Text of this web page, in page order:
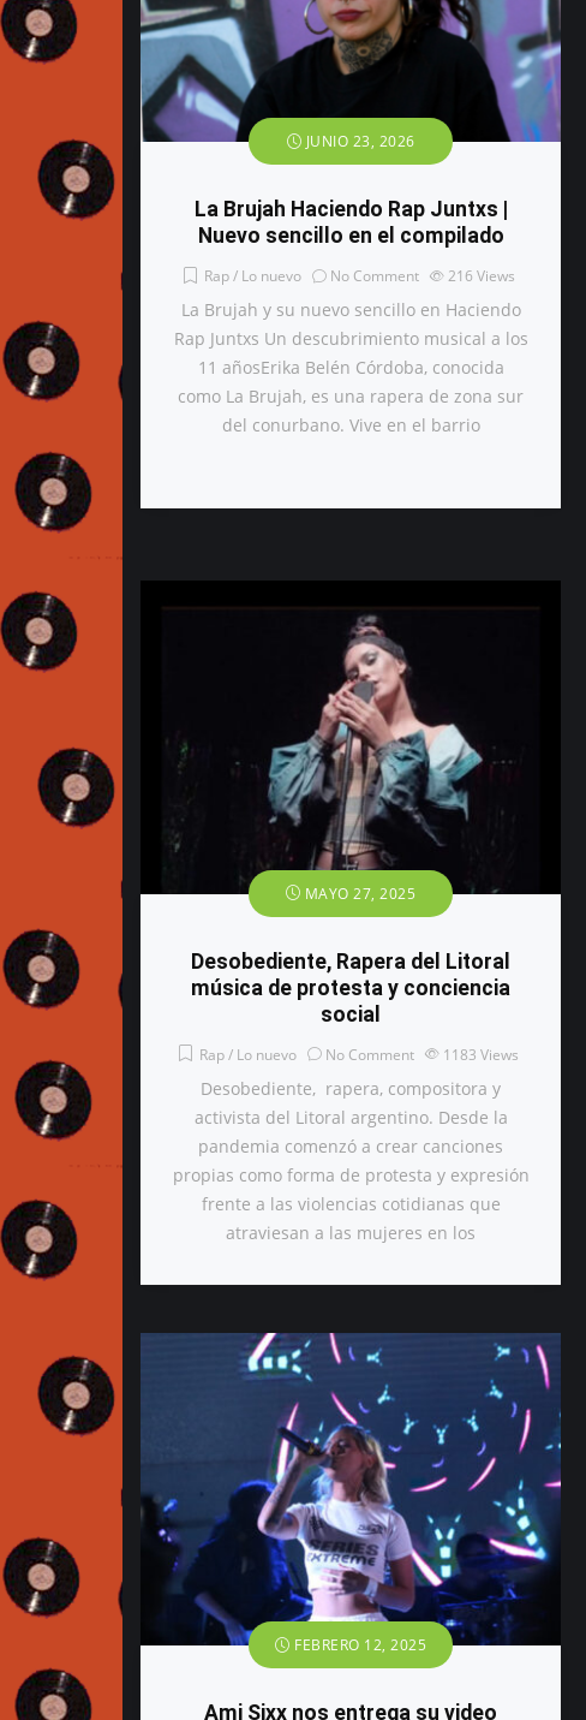
JUNIO 23, 2026
La Brujah Haciendo Rap Juntxs |
Nuevo sencillo en el compilado
Rap / Lo nuevo No Comment 216 Views
La Brujah y su nuevo sencillo en Haciendo
Rap Juntxs Un descubrimiento musical a los
11 añosErika Belén Córdoba, conocida
como La Brujah, es una rapera de zona sur
del conurbano. Vive en el barrio
MAYO 27, 2025
Desobediente, Rapera del Litoral
música de protesta y conciencia
social
Rap / Lo nuevo No Comment 1183 Views
Desobediente, rapera, compositora y
activista del Litoral argentino. Desde la
pandemia comenzó a crear canciones
propias como forma de protesta y expresión
frente a las violencias cotidianas que
atraviesan a las mujeres en los
FEBRERO 12, 2025
Ami Sixx nos entrega su video